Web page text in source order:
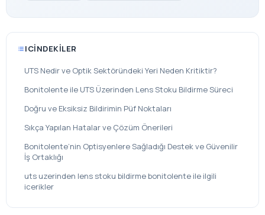
ICINDEKILER
UTS Nedir ve Optik Sektöründeki Yeri Neden Kritiktir?
Bonitolente ile UTS Üzerinden Lens Stoku Bildirme Süreci
Doğru ve Eksiksiz Bildirimin Püf Noktaları
Sıkça Yapılan Hatalar ve Çözüm Önerileri
Bonitolente’nin Optisyenlere Sağladığı Destek ve Güvenilir
İş Ortaklığı
uts uzerinden lens stoku bildirme bonitolente ile ilgili
icerikler